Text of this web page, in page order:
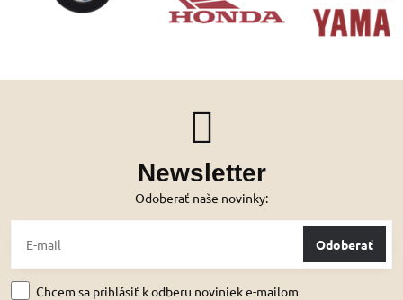
Newsletter
Odoberať naše novinky:
Odoberať
Chcem sa prihlásiť k odberu noviniek e-mailom